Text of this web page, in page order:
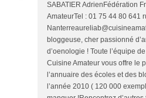
SABATIER AdrienFédération
AmateurTel : 01 75 44 80 641
bloggeuse, cher passionné
d’oenologie ! Toute l’équipe
Cuisine Amateur vous offre le
l’annuaire des écoles et des
l’année 2010 ( 120 000